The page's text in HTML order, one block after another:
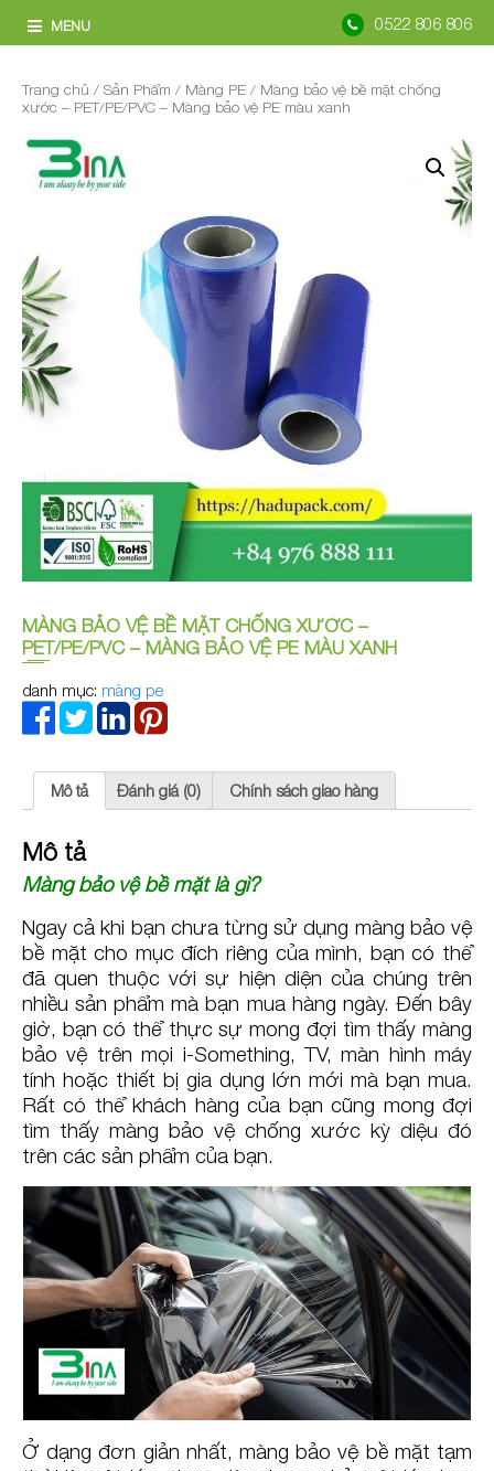
MENU 0522 806 806
Trang chủ / Sản Phẩm / Màng PE / Màng bảo vệ bề mặt chống
xước – PET/PE/PVC – Màng bảo vệ PE màu xanh
MÀNG BẢO VỆ BỀ MẶT CHỐNG XƯỚC –
PET/PE/PVC – MÀNG BẢO VỆ PE MÀU XANH
danh mục: màng pe
Mô tả Đánh giá (0) Chính sách giao hàng
Mô tả
Màng bảo vệ bề mặt là gì?
Ngay cả khi bạn chưa từng sử dụng màng bảo vệ
bề mặt cho mục đích riêng của mình, bạn có thể
đã quen thuộc với sự hiện diện của chúng trên
nhiều sản phẩm mà bạn mua hàng ngày. Đến bây
giờ, bạn có thể thực sự mong đợi tìm thấy màng
bảo vệ trên mọi i-Something, TV, màn hình máy
tính hoặc thiết bị gia dụng lớn mới mà bạn mua.
Rất có thể khách hàng của bạn cũng mong đợi
tìm thấy màng bảo vệ chống xước kỳ diệu đó
trên các sản phẩm của bạn.
Ở dạng đơn giản nhất, màng bảo vệ bề mặt tạm